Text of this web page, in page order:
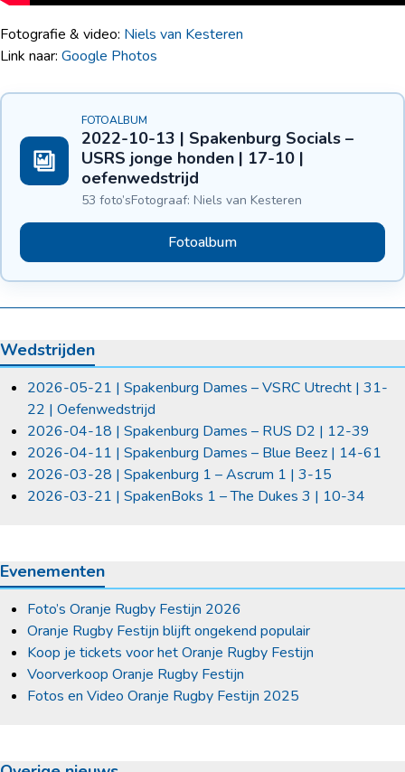
Fotografie & video: Niels van Kesteren
Link naar: Google Photos
FOTOALBUM
2022-10-13 | Spakenburg Socials –
USRS jonge honden | 17-10 |
oefenwedstrijd
53 foto’sFotograaf: Niels van Kesteren
Fotoalbum
Wedstrijden
2026-05-21 | Spakenburg Dames – VSRC Utrecht | 31-
22 | Oefenwedstrijd
2026-04-18 | Spakenburg Dames – RUS D2 | 12-39
2026-04-11 | Spakenburg Dames – Blue Beez | 14-61
2026-03-28 | Spakenburg 1 – Ascrum 1 | 3-15
2026-03-21 | SpakenBoks 1 – The Dukes 3 | 10-34
Evenementen
Foto’s Oranje Rugby Festijn 2026
Oranje Rugby Festijn blijft ongekend populair
Koop je tickets voor het Oranje Rugby Festijn
Voorverkoop Oranje Rugby Festijn
Fotos en Video Oranje Rugby Festijn 2025